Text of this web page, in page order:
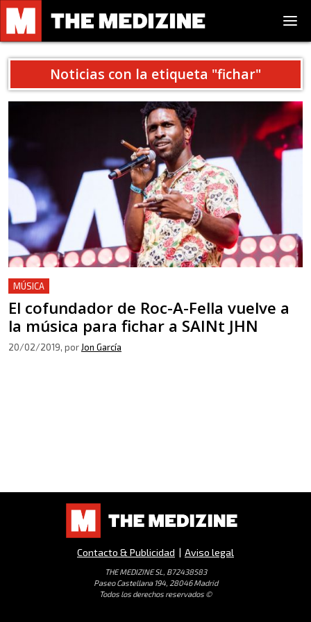
Noticias con la etiqueta "fichar"
MÚSICA
El cofundador de Roc-A-Fella vuelve a
la música para fichar a SAINt JHN
20/02/2019, por Jon García
Contacto & Publicidad | Aviso legal
THE MEDIZINE SL, B72438583
Paseo Castellana 194, 28046 Madrid
Todos los derechos reservados ©